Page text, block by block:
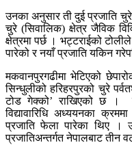
उनका अनुसार ती दुई प्रजाति
चुरे (सिवालिक) क्षेत्र जैविक
क्षेत्रमा पर्छ । भट्टराईको
पारेको र नयाँ प्रजाति यकिन
मकवानपुरगढीमा भेटिएको
सिन्धुलीको हरिहरपुरको चुरे
टोड गेक्को’ राखिएको छ ।
विद्यावारिधि अध्ययनका
प्रजाति फेला पारेका थिए ।
प्रजातिअन्तर्गत नेपालबाट तीन